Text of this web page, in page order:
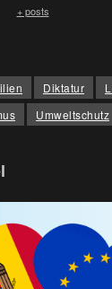
+ posts
Diktatur
Umweltschutz